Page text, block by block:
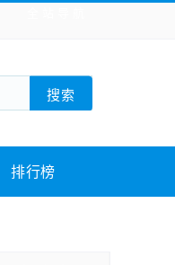
生活实用
枪战射击
系统软件 素材下载
搜索
排行榜